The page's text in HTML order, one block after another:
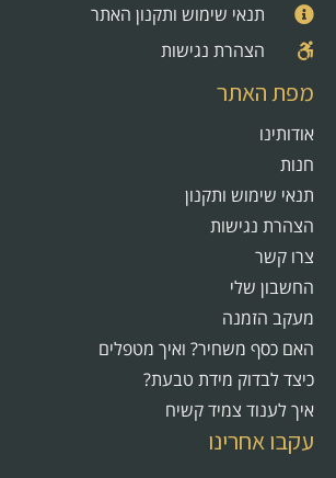
תנאי שימוש ותקנון האתר
הצהרת נגישות
מפת האתר
אודותינו
חנות
תנאי שימוש ותקנון
הצהרת נגישות
צרו קשר
החשבון שלי
מעקב הזמנה
האם כסף משחיר? ואיך מטפלים
כיצד לבדוק מידת טבעת?
איך לענוד צמיד קשיח
עקבו אחרינו